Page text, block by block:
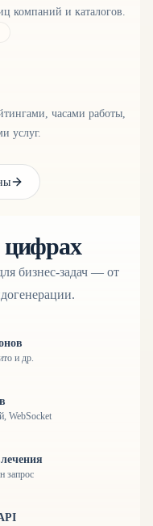
компаний и каталогов.
часами работы,
услуг.
бизнес-задач — от
и др.
WebSocket
запрос